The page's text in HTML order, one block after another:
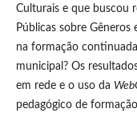
Culturais e que buscou
Públicas sobre Gêneros
na formação
municipal? Os
em rede e o uso da
pedagógico de